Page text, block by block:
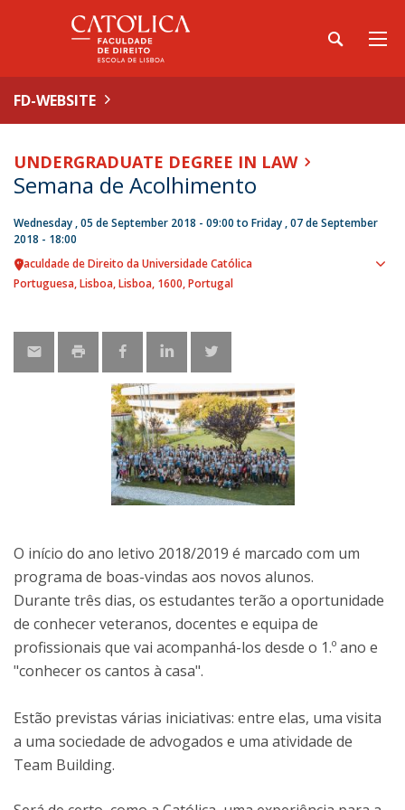
FD-WEBSITE
UNDERGRADUATE DEGREE IN LAW
Semana de Acolhimento
Wednesday , 05 de September 2018 - 09:00to Friday , 07 de September
2018 - 18:00
Faculdade de Direito da Universidade Católica
Portuguesa Lisboa Lisboa 1600 Portugal
O início do ano letivo 2018/2019 é marcado com um
programa de boas-vindas aos novos alunos.
Durante três dias, os estudantes terão a oportunidade
de conhecer veteranos, docentes e equipa de
profissionais que vai acompanhá-los desde o 1.º ano e
"conhecer os cantos à casa".
Estão previstas várias iniciativas: entre elas, uma visita
a uma sociedade de advogados e uma atividade de
Team Building.